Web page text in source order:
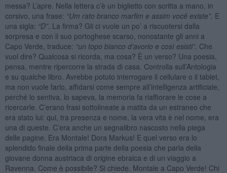
messa? L’apre. Nella lettera c’è un biglietto con scritta a mano, in
corsivo, una frase: “Um rato branco marfim e assim você existe”. E
una sigla: “D”. La firma? Gli ci vuole un po’ a riscuotersi dalla
sorpresa e con il suo portoghese scarso, nonostante gli anni a
Capo Verde, traduce: “un topo bianco d’avorio e così esisti”. Che
vuol dire? Qualcosa si ricorda, ma cosa? È un verso? Una poesia,
pensa, mentre ripercorre la strada di casa. Controlla sull’Antologia
e su qualche libro. Avrebbe potuto interrogare il cellulare o il tablet,
ma non vuole farlo, affidarsi come sempre all’intelligenza artificiale,
perché lo sentiva, lo sapeva, la memoria fa riaffiorare le cose a
ricercarle. C’erano frasi sottolineate a matita da un estraneo che
era stato lui: qui, tra presenza e nome, la vera vita è nel nome, era
una di queste. C’era anche un segnalibro nascosto nella piega
delle pagine. Era Montale! Dora Markus! E quel verso era lo
splendido finale della prima parte della poesia che parla della
giovane donna austriaca di origine ebraica e di un viaggio a
Ravenna. Come è possibile? Si chiede. Montale a Capo Verde! Chi